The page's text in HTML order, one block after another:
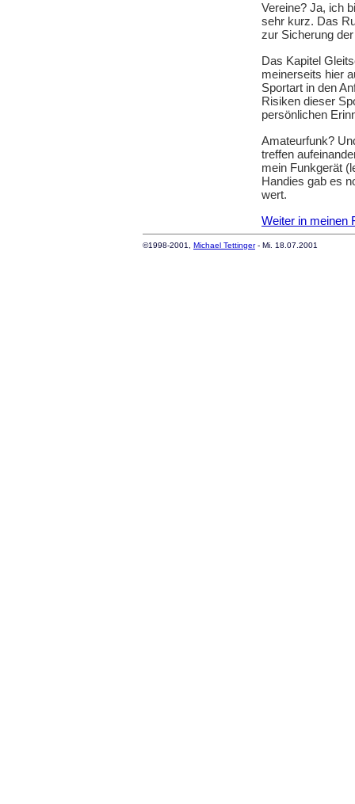
Vereine? Ja, ich
sehr kurz. Das
zur Sicherung
Das Kapitel
meinerseits hier
Sportart in den
Risiken dieser
persönlichen
Amateurfunk?
treffen
mein Funkgerät
Handies gab es
wert.
Weiter in meinen
©1998-2001, Michael Tettinger- Mi. 18.07.2001